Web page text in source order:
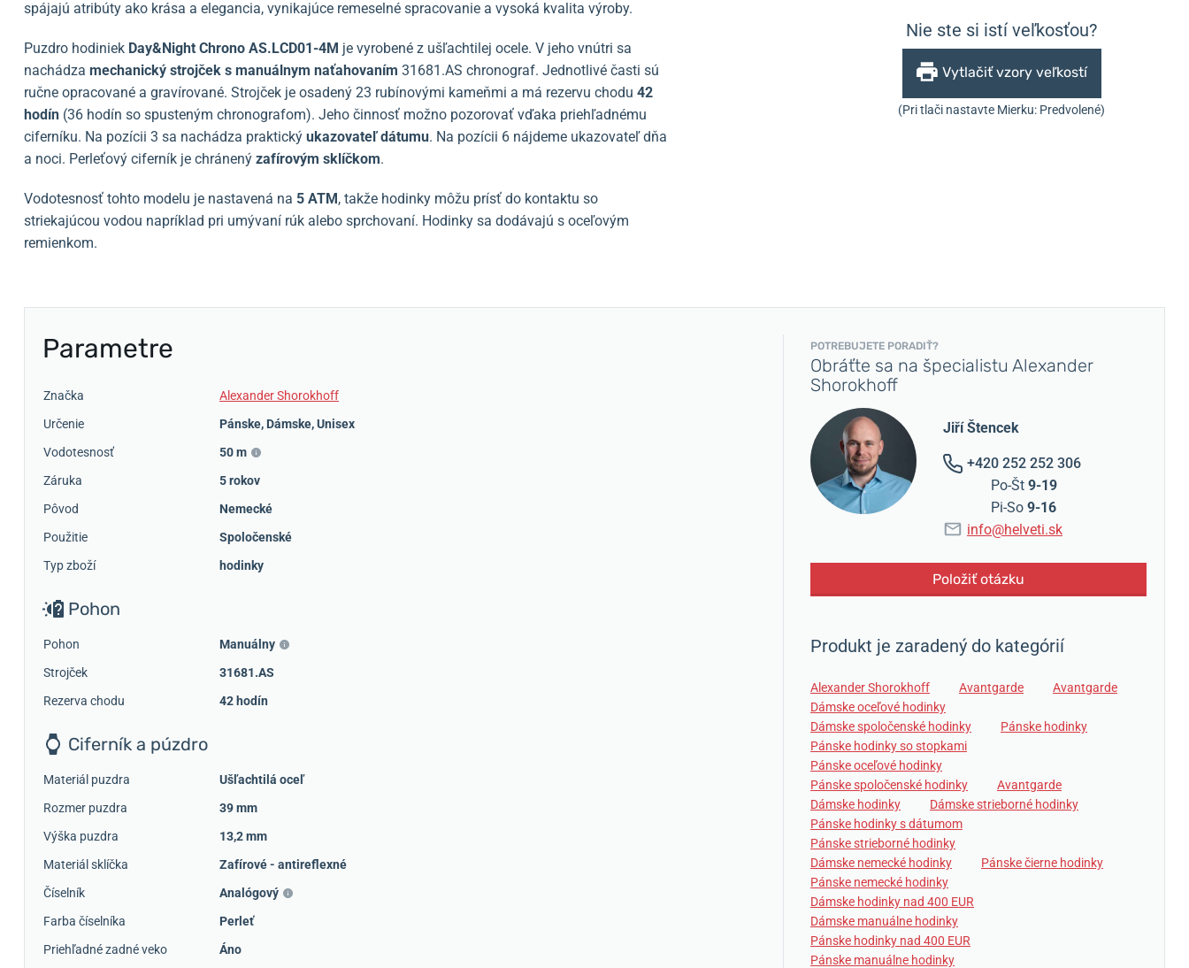
spájajú atribúty ako krása a elegancia, vynikajúce remeselné spracovanie a vysoká kvalita výroby.
Puzdro hodiniek Day&Night Chrono AS.LCD01-4M je vyrobené z ušľachtilej ocele. V jeho vnútri sa
nachádza mechanický strojček s manuálnym naťahovaním 31681.AS chronograf. Jednotlivé časti sú
ručne opracované a gravírované. Strojček je osadený 23 rubínovými kameňmi a má rezervu chodu 42
hodín (36 hodín so spusteným chronografom). Jeho činnosť možno pozorovať vďaka priehľadnému
ciferníku. Na pozícii 3 sa nachádza praktický ukazovateľ dátumu. Na pozícii 6 nájdeme ukazovateľ dňa
a noci. Perleťový ciferník je chránený zafírovým sklíčkom.
Vodotesnosť tohto modelu je nastavená na 5 ATM, takže hodinky môžu prísť do kontaktu so
striekajúcou vodou napríklad pri umývaní rúk alebo sprchovaní. Hodinky sa dodávajú s oceľovým
remienkom.
Nie ste si istí veľkosťou?
Vytlačiť vzory veľkostí
(Pri tlači nastavte Mierku: Predvolené)
Parametre
Značka
Alexander Shorokhoff
Určenie
Pánske, Dámske,Unisex
Vodotesnosť
50 m
Záruka
5 rokov
Pôvod
Nemecké
Použitie
Spoločenské
Typ zboží
hodinky
Pohon
Pohon
Manuálny
Strojček
31681.AS
Rezerva chodu
42 hodín
Ciferník a púzdro
Materiál puzdra
Ušľachtilá oceľ
Rozmer puzdra
39 mm
Výška puzdra
13,2 mm
Materiál sklíčka
Zafírové - antireflexné
Číselník
Analógový
Farba číselníka
Perleť
Priehľadné zadné veko
Áno
POTREBUJETE PORADIŤ?
Obráťte sa na špecialistu Alexander
Shorokhoff
Jiří Štencek
+420 252 252 306
Po-Št 9-19
Pi-So 9-16
info@helveti.sk
Položiť otázku
Produkt je zaradený do kategórií
Alexander Shorokhoff Avantgarde
Avantgarde
Dámske oceľové hodinky
Dámske spoločenské hodinky
Pánske hodinky
Pánske hodinky so stopkami
Pánske oceľové hodinky
Pánske spoločenské hodinky
Avantgarde
Dámske hodinky
Dámske strieborné hodinky
Pánske hodinky s dátumom
Pánske strieborné hodinky
Dámske nemecké hodinky
Pánske čierne hodinky
Pánske nemecké hodinky
Dámske hodinky nad 400 EUR
Dámske manuálne hodinky
Pánske hodinky nad 400 EUR
Pánske manuálne hodinky